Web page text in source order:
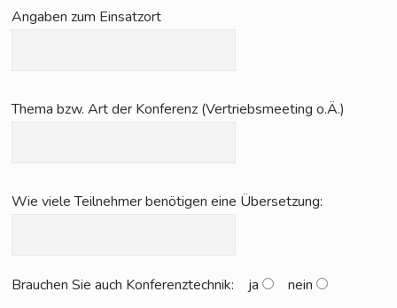
Anga­ben zum Einsatzort
The­ma bzw. Art der Kon­fe­renz (Ver­triebs­mee­ting o.Ä.)
Wie vie­le Teil­neh­mer benö­ti­gen eine Übersetzung:
Brau­chen Sie auch Kon­fe­renz­tech­nik: ja nein